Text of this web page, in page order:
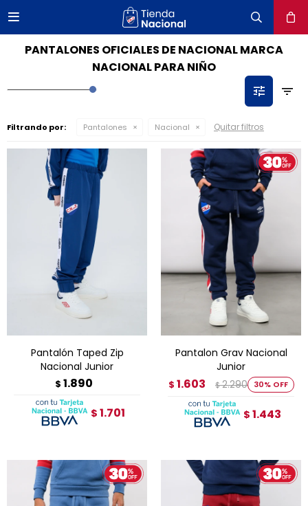

PANTALONES OFICIALES DE NACIONAL MARCA
NACIONAL PARA NIÑO
Filtrando por: Pantalones Nacional Quitar filtros
Pantalón Taped Zip
Nacional Junior
$ 1.890
$ 1.701
Pantalon Grav Nacional
Junior
$ 1.603 $ 2.290 30
$ 1.443
close